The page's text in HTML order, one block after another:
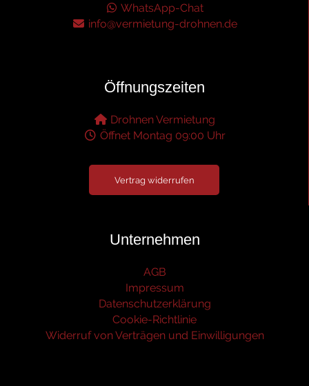
WhatsApp-Chat
info@vermietung-drohnen.de
Öffnungszeiten
Drohnen Vermietung
Öffnet Montag 09:00 Uhr
Vertrag widerrufen
Unternehmen
AGB
Impressum
Datenschutzerklärung
Cookie-Richtlinie
Widerruf von Verträgen und Einwilligungen